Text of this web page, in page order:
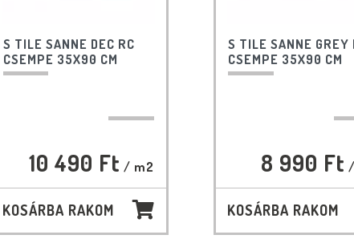
S TILE SANNE DEC RC
CSEMPE 35X90 CM
10 490 Ft / m2
KOSÁRBA RAKOM
S TILE SANNE GREY
CSEMPE 35X90 CM
8 990 Ft
KOSÁRBA RAKOM